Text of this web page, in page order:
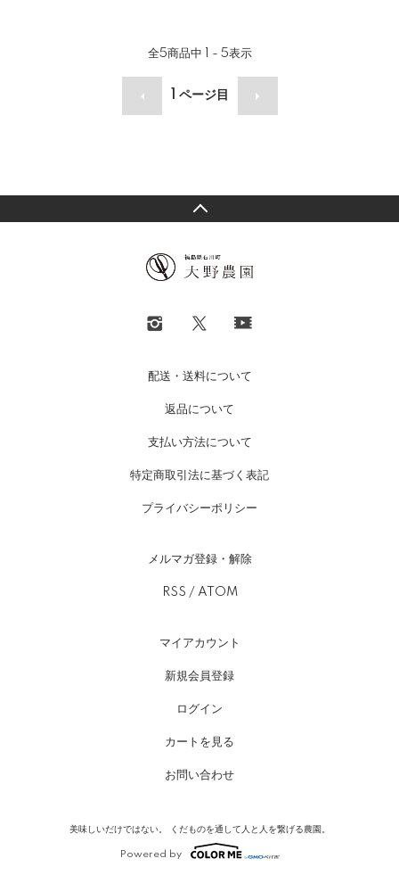
全5商品中 1 - 5表示
ページ目
配送・送料について
返品について
支払い方法について
特定商取引法に基づく表記
プライバシーポリシー
メルマガ登録・解除
RSS / ATOM
マイアカウント
新規会員登録
ログイン
カートを見る
お問い合わせ
美味しいだけではない。 くだものを通して人と人を繋げる農園。
Powered by